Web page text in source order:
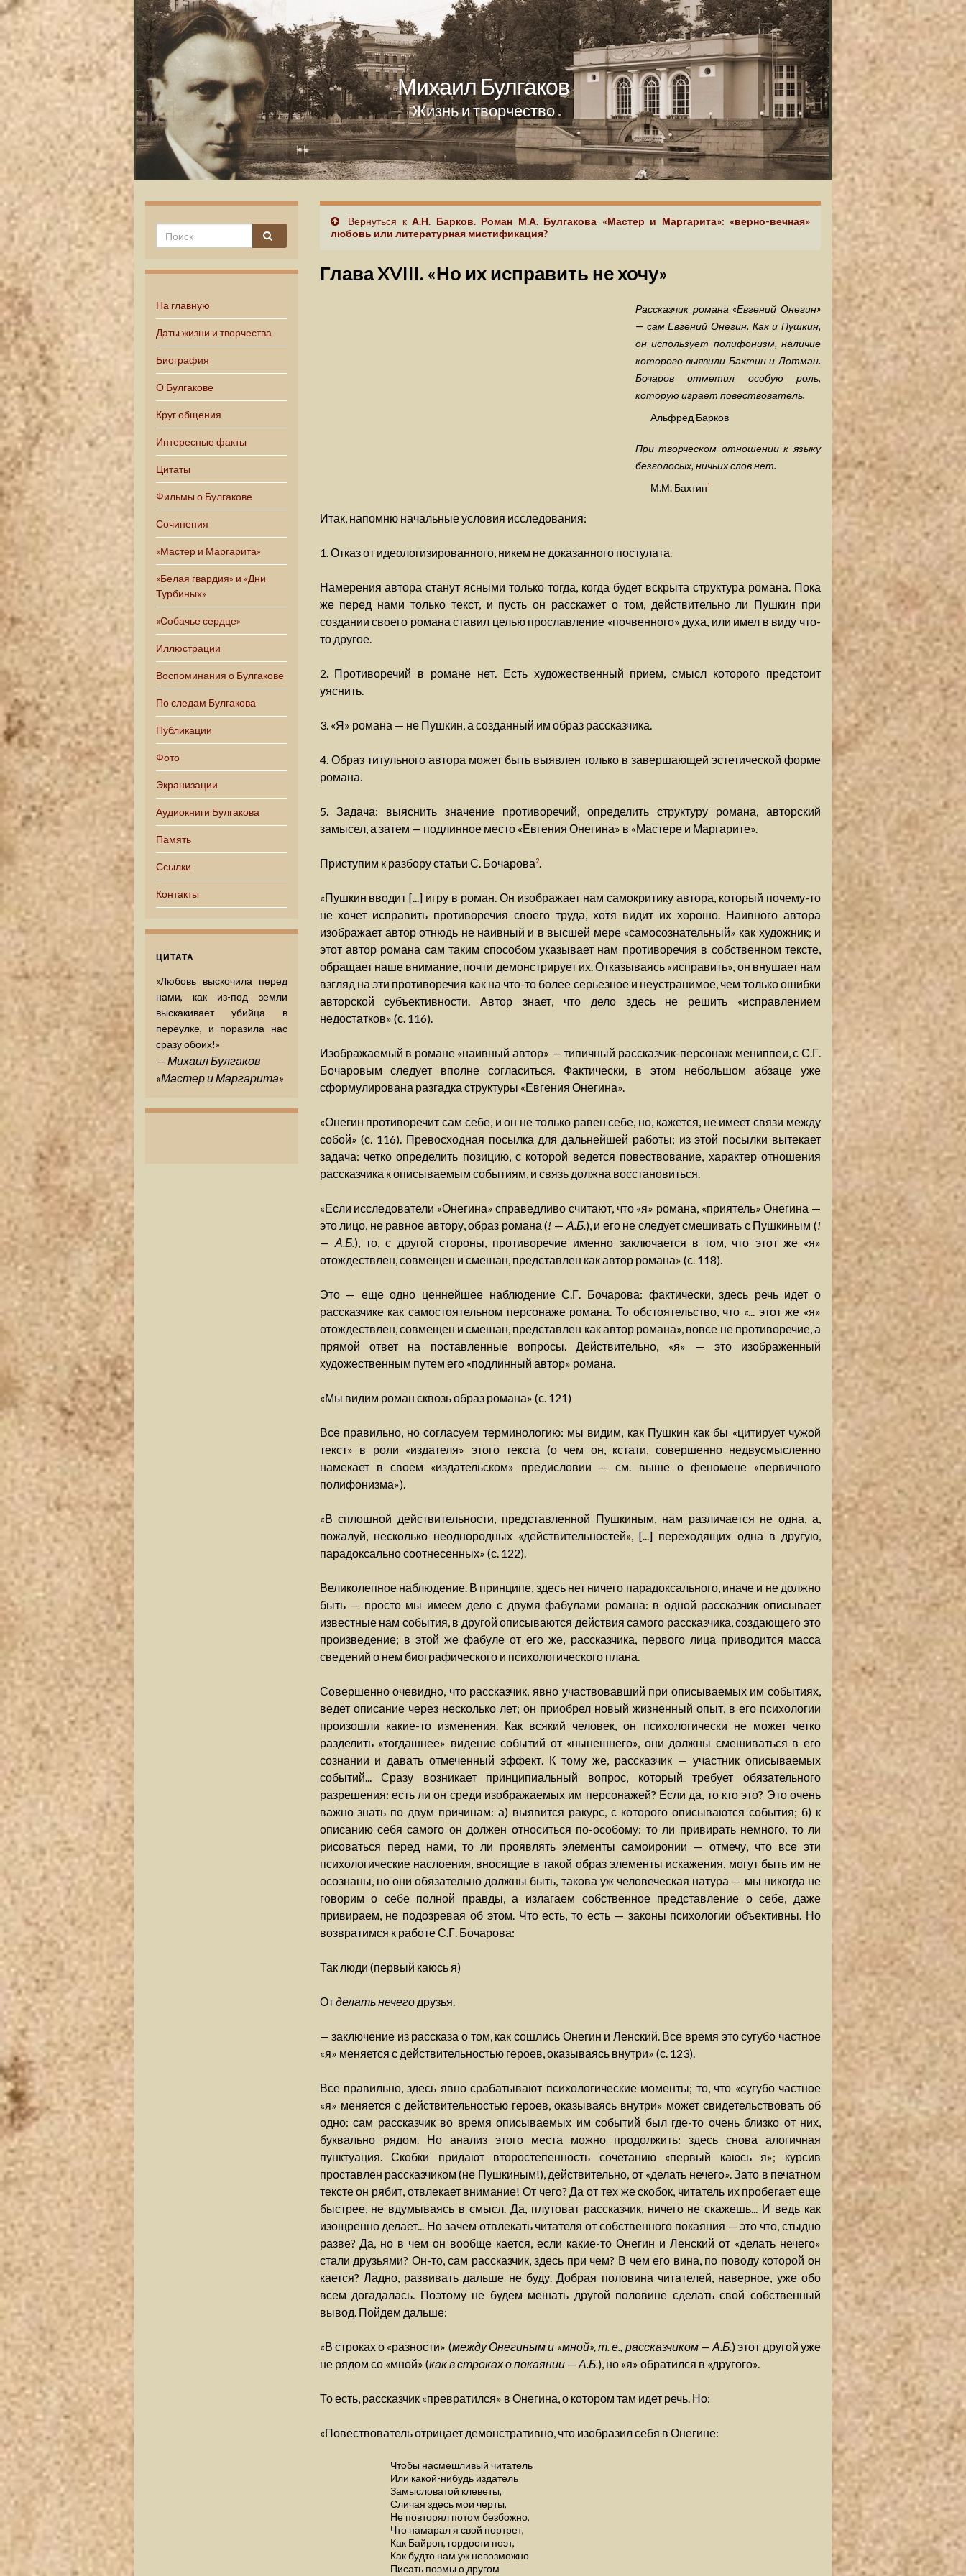
Михаил Булгаков
Жизнь и творчество
На главную
Даты жизни и творчества
Биография
О Булгакове
Круг общения
Интересные факты
Цитаты
Фильмы о Булгакове
Сочинения
«Мастер и Маргарита»
«Белая гвардия» и «Дни
Турбиных»
«Собачье сердце»
Иллюстрации
Воспоминания о Булгакове
По следам Булгакова
Публикации
Фото
Экранизации
Аудиокниги Булгакова
Память
Ссылки
Контакты
ЦИТАТА
«Любовь выскочила перед
нами, как из-под земли
выскакивает убийца в
переулке, и поразила нас
сразу обоих!»
— Михаил Булгаков
«Мастер и Маргарита»
Вернуться к А.Н. Барков. Роман М.А. Булгакова «Мастер и Маргарита»: «верно-вечная»
любовь или литературная мистификация?
Глава XVIII. «Но их исправить не хочу»
Рассказчик романа «Евгений Онегин»
— сам Евгений Онегин. Как и Пушкин,
он использует полифонизм, наличие
которого выявили Бахтин и Лотман.
Бочаров отметил особую роль,
которую играет повествователь.
Альфред Барков
При творческом отношении к языку
безголосых, ничьих слов нет.
М.М. Бахтин1
Итак, напомню начальные условия исследования:
1. Отказ от идеологизированного, никем не доказанного постулата.
Намерения автора станут ясными только тогда, когда будет вскрыта структура романа. Пока
же перед нами только текст, и пусть он расскажет о том, действительно ли Пушкин при
создании своего романа ставил целью прославление «почвенного» духа, или имел в виду что-
то другое.
2. Противоречий в романе нет. Есть художественный прием, смысл которого предстоит
уяснить.
3. «Я» романа — не Пушкин, а созданный им образ рассказчика.
4. Образ титульного автора может быть выявлен только в завершающей эстетической форме
романа.
5. Задача: выяснить значение противоречий, определить структуру романа, авторский
замысел, а затем — подлинное место «Евгения Онегина» в «Мастере и Маргарите».
Приступим к разбору статьи С. Бочарова2.
«Пушкин вводит [...] игру в роман. Он изображает нам самокритику автора, который почему-то
не хочет исправить противоречия своего труда, хотя видит их хорошо. Наивного автора
изображает автор отнюдь не наивный и в высшей мере «самосознательный» как художник; и
этот автор романа сам таким способом указывает нам противоречия в собственном тексте,
обращает наше внимание, почти демонстрирует их. Отказываясь «исправить», он внушает нам
взгляд на эти противоречия как на что-то более серьезное и неустранимое, чем только ошибки
авторской субъективности. Автор знает, что дело здесь не решить «исправлением
недостатков» (с. 116).
Изображаемый в романе «наивный автор» — типичный рассказчик-персонаж мениппеи, с С.Г.
Бочаровым следует вполне согласиться. Фактически, в этом небольшом абзаце уже
сформулирована разгадка структуры «Евгения Онегина».
«Онегин противоречит сам себе, и он не только равен себе, но, кажется, не имеет связи между
собой» (с. 116). Превосходная посылка для дальнейшей работы; из этой посылки вытекает
задача: четко определить позицию, с которой ведется повествование, характер отношения
рассказчика к описываемым событиям, и связь должна восстановиться.
«Если исследователи «Онегина» справедливо считают, что «я» романа, «приятель» Онегина —
это лицо, не равное автору, образ романа (! — А.Б.), и его не следует смешивать с Пушкиным (!
— А.Б.), то, с другой стороны, противоречие именно заключается в том, что этот же «я»
отождествлен, совмещен и смешан, представлен как автор романа» (с. 118).
Это — еще одно ценнейшее наблюдение С.Г. Бочарова: фактически, здесь речь идет о
рассказчике как самостоятельном персонаже романа. То обстоятельство, что «... этот же «я»
отождествлен, совмещен и смешан, представлен как автор романа», вовсе не противоречие, а
прямой ответ на поставленные вопросы. Действительно, «я» — это изображенный
художественным путем его «подлинный автор» романа.
«Мы видим роман сквозь образ романа» (с. 121)
Все правильно, но согласуем терминологию: мы видим, как Пушкин как бы «цитирует чужой
текст» в роли «издателя» этого текста (о чем он, кстати, совершенно недвусмысленно
намекает в своем «издательском» предисловии — см. выше о феномене «первичного
полифонизма»).
«В сплошной действительности, представленной Пушкиным, нам различается не одна, а,
пожалуй, несколько неоднородных «действительностей», [...] переходящих одна в другую,
парадоксально соотнесенных» (с. 122).
Великолепное наблюдение. В принципе, здесь нет ничего парадоксального, иначе и не должно
быть — просто мы имеем дело с двумя фабулами романа: в одной рассказчик описывает
известные нам события, в другой описываются действия самого рассказчика, создающего это
произведение; в этой же фабуле от его же, рассказчика, первого лица приводится масса
сведений о нем биографического и психологического плана.
Совершенно очевидно, что рассказчик, явно участвовавший при описываемых им событиях,
ведет описание через несколько лет; он приобрел новый жизненный опыт, в его психологии
произошли какие-то изменения. Как всякий человек, он психологически не может четко
разделить «тогдашнее» видение событий от «нынешнего», они должны смешиваться в его
сознании и давать отмеченный эффект. К тому же, рассказчик — участник описываемых
событий... Сразу возникает принципиальный вопрос, который требует обязательного
разрешения: есть ли он среди изображаемых им персонажей? Если да, то кто это? Это очень
важно знать по двум причинам: а) выявится ракурс, с которого описываются события; б) к
описанию себя самого он должен относиться по-особому: то ли привирать немного, то ли
рисоваться перед нами, то ли проявлять элементы самоиронии — отмечу, что все эти
психологические наслоения, вносящие в такой образ элементы искажения, могут быть им не
осознаны, но они обязательно должны быть, такова уж человеческая натура — мы никогда не
говорим о себе полной правды, а излагаем собственное представление о себе, даже
привираем, не подозревая об этом. Что есть, то есть — законы психологии объективны. Но
возвратимся к работе С.Г. Бочарова:
Так люди (первый каюсь я)
Отделать нечегодрузья.
— заключение из рассказа о том, как сошлись Онегин и Ленский. Все время это сугубо частное
«я» меняется с действительностью героев, оказываясь внутри» (с. 123).
Все правильно, здесь явно срабатывают психологические моменты; то, что «сугубо частное
«я» меняется с действительностью героев, оказываясь внутри» может свидетельствовать об
одно: сам рассказчик во время описываемых им событий был где-то очень близко от них,
буквально рядом. Но анализ этого места можно продолжить: здесь снова алогичная
пунктуация. Скобки придают второстепенность сочетанию «первый каюсь я»; курсив
проставлен рассказчиком (не Пушкиным!), действительно, от «делать нечего». Зато в печатном
тексте он рябит, отвлекает внимание! От чего? Да от тех же скобок, читатель их пробегает еще
быстрее, не вдумываясь в смысл. Да, плутоват рассказчик, ничего не скажешь... И ведь как
изощренно делает... Но зачем отвлекать читателя от собственного покаяния — это что, стыдно
разве? Да, но в чем он вообще кается, если какие-то Онегин и Ленский от «делать нечего»
стали друзьями? Он-то, сам рассказчик, здесь при чем? В чем его вина, по поводу которой он
кается? Ладно, развивать дальше не буду. Добрая половина читателей, наверное, уже обо
всем догадалась. Поэтому не будем мешать другой половине сделать свой собственный
вывод. Пойдем дальше:
«В строках о «разности» (между Онегиным и «мной», т. е., рассказчиком—А.Б.) этот другой уже
не рядом со «мной» (как в строках о покаянии— А.Б.), но «я» обратился в «другого».
То есть, рассказчик «превратился» в Онегина, о котором там идет речь. Но:
«Повествователь отрицает демонстративно, что изобразил себя в Онегине:
Чтобы насмешливый читатель
Или какой-нибудь издатель
Замысловатой клеветы,
Сличая здесь мои черты,
Не повторял потом безбожно,
Что намарал я свой портрет,
Как Байрон, гордости поэт,
Как будто нам уж невозможно
Писать поэмы о другом